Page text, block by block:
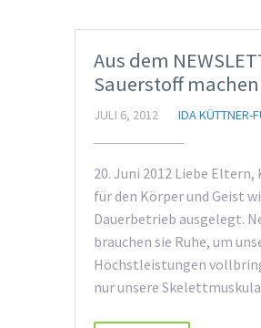
Aus dem
Sauerstoff
JULI 6, 2012 IDA KÜTTNER-
20. Juni 2012 Liebe
für den Körper und Geist
Dauerbetrieb ausgelegt.
brauchen sie Ruhe, um
Höchstleistungen
nur unsere